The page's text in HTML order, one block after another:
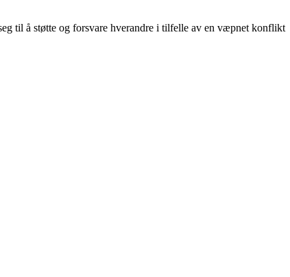
til å støtte og forsvare hverandre i tilfelle av en væpnet konflikt